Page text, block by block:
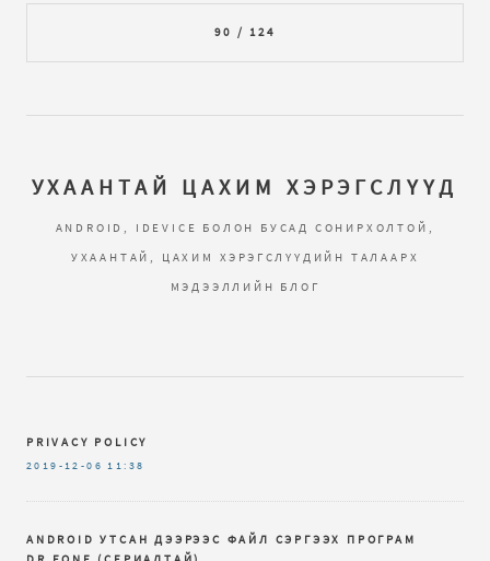
90 / 124
УХААНТАЙ ЦАХИМ ХЭРЭГСЛҮҮД
ANDROID, IDEVICE БОЛОН БУСАД СОНИРХОЛТОЙ,
УХААНТАЙ, ЦАХИМ ХЭРЭГСЛҮҮДИЙН ТАЛААРХ
МЭДЭЭЛЛИЙН БЛОГ
PRIVACY POLICY
2019-12-06 11:38
ANDROID УТСАН ДЭЭРЭЭС ФАЙЛ СЭРГЭЭХ ПРОГРАМ